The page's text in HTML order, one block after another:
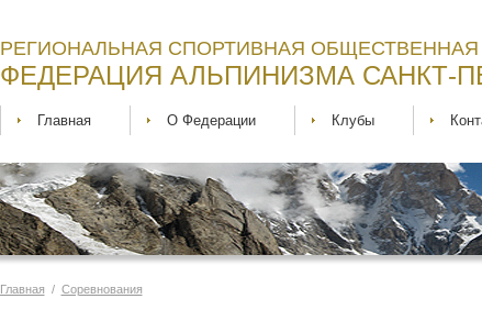
РЕГИОНАЛЬНАЯ СПОРТИВНАЯ
ФЕДЕРАЦИЯ АЛЬПИНИЗМА САНКТ-
Главная О Федерации Клубы
Главная / Соревнования